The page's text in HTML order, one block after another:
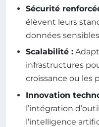
Sécurité
élèvent leurs
données
Scalabilité :
infrastructures
croissance ou les
Innovation
l’intégration
l’intelligence